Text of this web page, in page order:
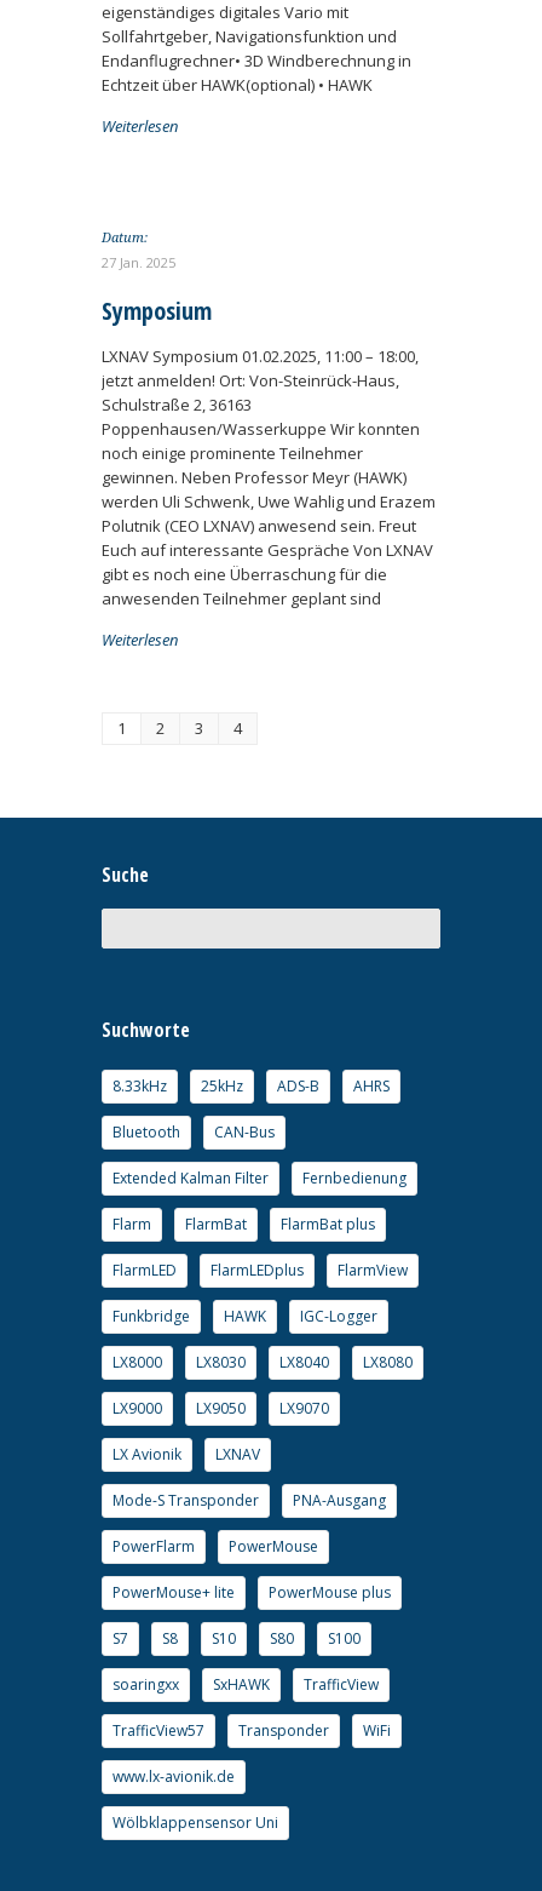
eigenständiges digitales Vario mit
Sollfahrtgeber, Navigationsfunktion und
Endanflugrechner• 3D Windberechnung in
Echtzeit über HAWK(optional) • HAWK
Weiterlesen
Datum:
27 Jan. 2025
Symposium
LXNAV Symposium 01.02.2025, 11:00 – 18:00,
jetzt anmelden! Ort: Von-Steinrück-Haus,
Schulstraße 2, 36163
Poppenhausen/Wasserkuppe Wir konnten
noch einige prominente Teilnehmer
gewinnen. Neben Professor Meyr (HAWK)
werden Uli Schwenk, Uwe Wahlig und Erazem
Polutnik (CEO LXNAV) anwesend sein. Freut
Euch auf interessante Gespräche Von LXNAV
gibt es noch eine Überraschung für die
anwesenden Teilnehmer geplant sind
Weiterlesen
1 2 3 4
Suche
Suchworte
8.33kHz 25kHz ADS-B AHRS
Bluetooth CAN-Bus
Extended Kalman Filter Fernbedienung
Flarm FlarmBat FlarmBat plus
FlarmLED FlarmLEDplus FlarmView
Funkbridge HAWK IGC-Logger
LX8000 LX8030 LX8040 LX8080
LX9000 LX9050 LX9070
LX Avionik LXNAV
Mode-S Transponder PNA-Ausgang
PowerFlarm PowerMouse
PowerMouse+ lite PowerMouse plus
S7 S8 S10 S80 S100
soaringxx SxHAWK TrafficView
TrafficView57 Transponder WiFi
www.lx-avionik.de
Wölbklappensensor Uni